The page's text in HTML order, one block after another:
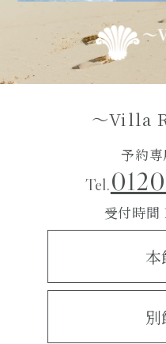
～Villa
予約
Tel.
受付時間
本
別